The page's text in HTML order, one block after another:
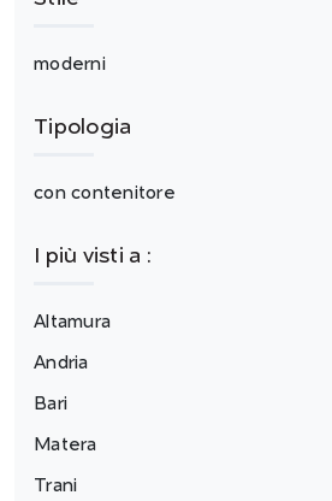
moderni
Tipologia
con contenitore
I più visti a :
Altamura
Andria
Bari
Matera
Trani